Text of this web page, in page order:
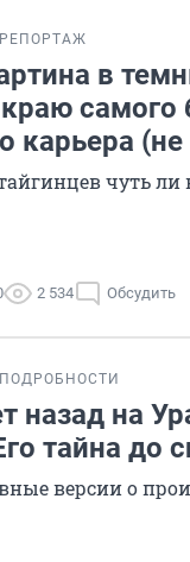
РЕПОРТАЖ
в
самого
карьера
чуть
2 534 Обсудить
ПОДРОБНОСТИ
назад на
тайна до
версии о